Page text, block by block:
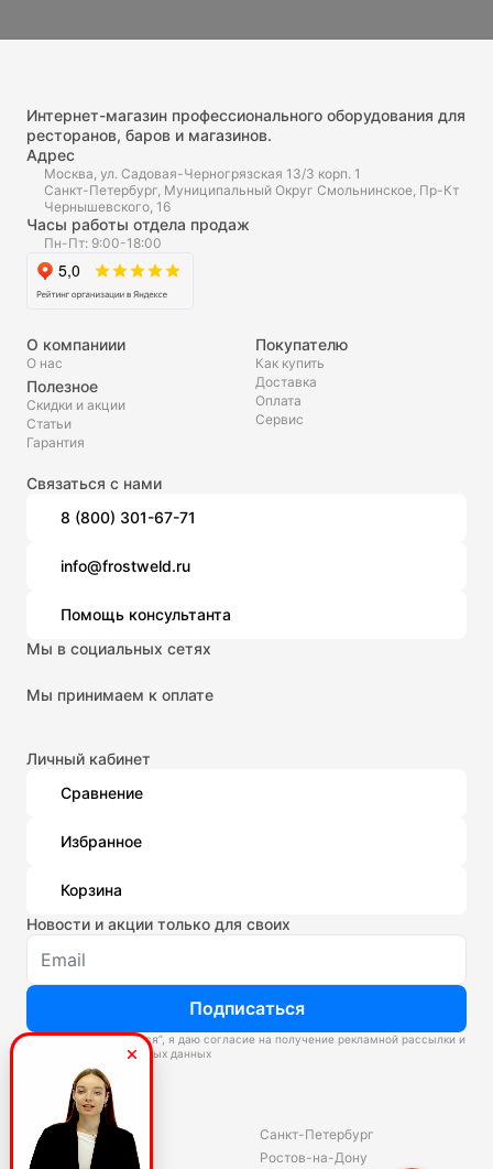
Интернет-магазин профессионального оборудования для
ресторанов, баров и магазинов.
Адрес
Москва, ул. Садовая-Черногрязская 13/3 корп. 1
Санкт-Петербург, Муниципальный Округ Смольнинское, Пр-Кт
Чернышевского, 16
Часы работы отдела продаж
Пн-Пт: 9:00-18:00
О компаниии
О нас
Полезное
Скидки и акции
Статьи
Гарантия
Покупателю
Как купить
Доставка
Оплата
Сервис
Связаться с нами
8 (800) 301-67-71
info@frostweld.ru
Помощь консультанта
Мы в социальных сетях
Мы принимаем к оплате
Личный кабинет
Сравнение
Избранное
Корзина
Новости и акции только для своих
Подписаться
Нажимая “Подписаться”, я даю согласие на получение рекламной рассылки и
обработку персональных данных
Склады
Владивосток
Екатеринбург
Санкт-Петербург
Ростов-на-Дону